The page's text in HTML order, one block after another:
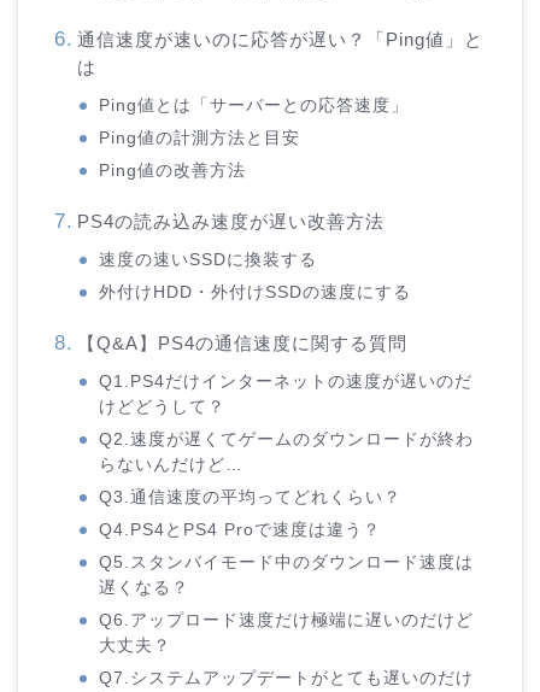
通信速度が速いのに応答が遅い？「Ping値」と
は
Ping値とは「サーバーとの応答速度」
Ping値の計測方法と目安
Ping値の改善方法
PS4の読み込み速度が遅い改善方法
速度の速いSSDに換装する
外付けHDD・外付けSSDの速度にする
【Q&A】PS4の通信速度に関する質問
Q1.PS4だけインターネットの速度が遅いのだ
けどどうして？
Q2.速度が遅くてゲームのダウンロードが終わ
らないんだけど…
Q3.通信速度の平均ってどれくらい？
Q4.PS4とPS4 Proで速度は違う？
Q5.スタンバイモード中のダウンロード速度は
遅くなる？
Q6.アップロード速度だけ極端に遅いのだけど
大丈夫？
Q7.システムアップデートがとても遅いのだけ